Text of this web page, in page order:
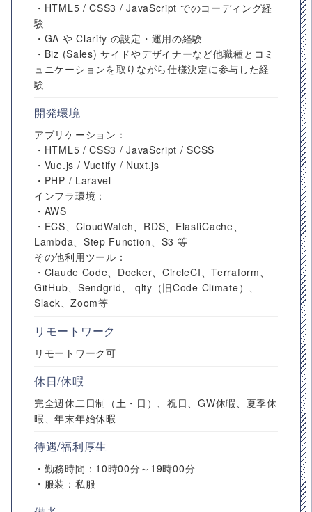
・HTML5 / CSS3 / JavaScript でのコーディング経
験
・GA や Clarity の設定・運用の経験
・Biz (Sales) サイドやデザイナーなど他職種とコミ
ュニケーションを取りながら仕様決定に参与した経
験
開発環境
アプリケーション：
・HTML5 / CSS3 / JavaScript / SCSS
・Vue.js / Vuetify / Nuxt.js
・PHP / Laravel
インフラ環境：
・AWS
・ECS、CloudWatch、RDS、ElastiCache、
Lambda、Step Function、S3 等
その他利用ツール：
・Claude Code、Docker、CircleCI、Terraform、
GitHub、Sendgrid、 qlty（旧Code Climate）、
Slack、Zoom等
リモートワーク
リモートワーク可
休日/休暇
完全週休二日制（土・日）、祝日、GW休暇、夏季休
暇、年末年始休暇
待遇/福利厚生
・勤務時間：10時00分～19時00分
・服装：私服